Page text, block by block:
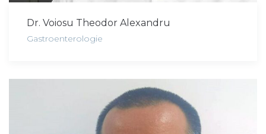
Dr. Voiosu Theodor Alexandru
Gastroenterologie